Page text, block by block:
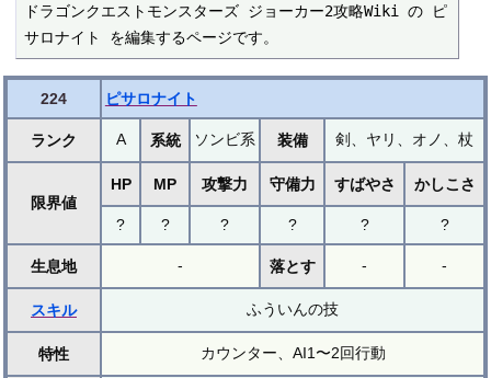
ドラゴンクエストモンスターズ ジョーカー2攻略Wiki の ピ
サロナイト を編集するページです。
224 ピサロナイト
ランク A 系統 ソンビ系 装備 剣、ヤリ、オノ、杖
限界値
HP MP 攻撃力 守備力 すばやさ かしこさ
? ? ? ? ? ?
生息地 - 落とす - -
スキル ふういんの技
特性 カウンター、AI1〜2回行動